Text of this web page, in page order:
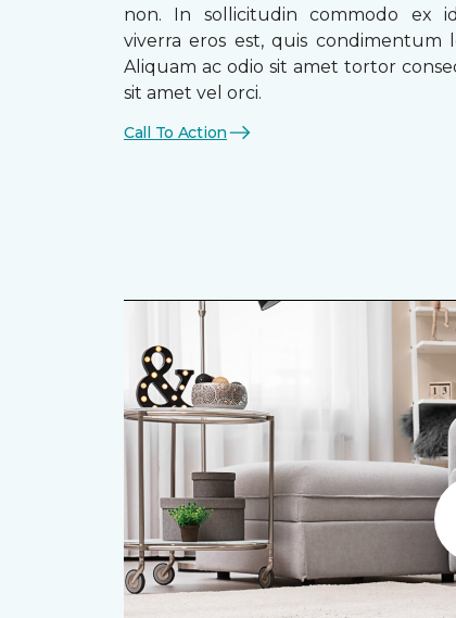
non. In sollicitudin commodo ex
viverra eros est, quis condimentum
Aliquam ac odio sit amet tortor
sit amet vel orci.
Call To Action